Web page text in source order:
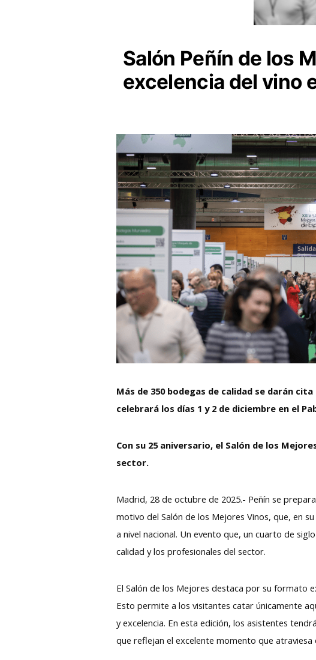
Salón Peñín de los
excelencia del vino
Más de 350 bodegas de calidad se darán
celebrará los días 1 y 2 de diciembre en el
Con su 25 aniversario, el Salón de los
sector.
Madrid, 28 de octubre de 2025.- Peñín se
motivo del Salón de los Mejores Vinos, que, en
a nivel nacional. Un evento que, un cuarto de
calidad y los profesionales del sector.
El Salón de los Mejores destaca por su formato
Esto permite a los visitantes catar únicamente
y excelencia. En esta edición, los asistentes
que reflejan el excelente momento que atraviesa